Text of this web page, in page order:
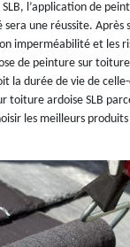
SLB, l’application de
une réussite.
imperméabilité et les
de peinture sur
la durée de vie de
toiture ardoise SLB
les meilleurs